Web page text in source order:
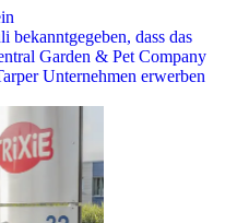
bekanntgegeben, dass das
Garden & Pet Company
Unternehmen erwerben